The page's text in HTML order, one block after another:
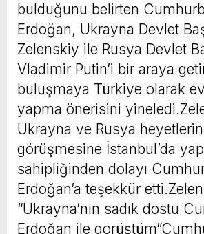
bulduğunu belirten
Erdoğan, Ukrayna Devlet
Zelenskiy ile Rusya Devlet
Vladimir Putin’i bir araya
buluşmaya Türkiye olarak
yapma önerisini
Ukrayna ve Rusya
görüşmesine İstanbul’da
sahipliğinden dolayı
Erdoğan’a teşekkür
“Ukrayna’nın sadık dostu
Erdoğan ile